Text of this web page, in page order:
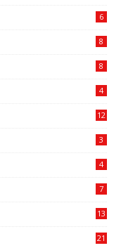
6
8
8
4
12
3
4
7
13
21